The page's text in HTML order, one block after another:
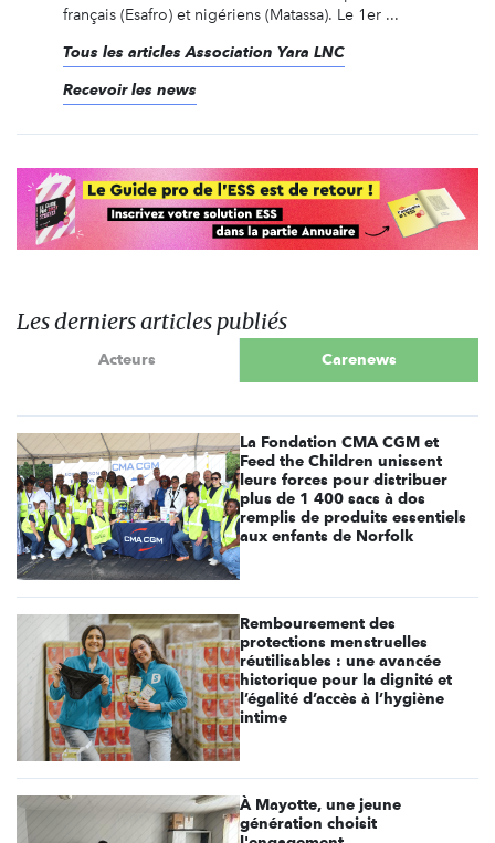
français (Esafro) et nigériens (Matassa). Le 1er ...
Tous les articles Association Yara LNC
Recevoir les news
Les derniers articles publiés
Acteurs Carenews
La Fondation CMA CGM et
Feed the Children unissent
leurs forces pour distribuer
plus de 1 400 sacs à dos
remplis de produits essentiels
aux enfants de Norfolk
Remboursement des
protections menstruelles
réutilisables : une avancée
historique pour la dignité et
l’égalité d’accès à l’hygiène
intime
À Mayotte, une jeune
génération choisit